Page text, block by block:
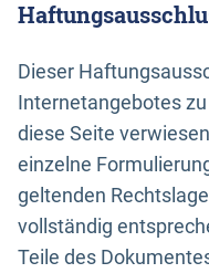
Dieser
Internetangebotes
diese Seite
einzelne
geltenden
vollständig
Teile des